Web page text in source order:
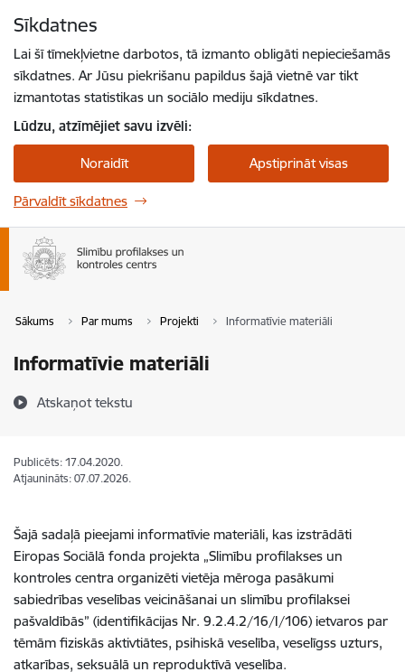
Sīkdatnes
Lai šī tīmekļvietne darbotos, tā izmanto obligāti nepieciešamās
sīkdatnes. Ar Jūsu piekrišanu papildus šajā vietnē var tikt
izmantotas statistikas un sociālo mediju sīkdatnes.
Lūdzu, atzīmējiet savu izvēli:
Noraidīt Apstiprināt visas
Pārvaldīt sīkdatnes
Sākums Par mums Projekti Informatīvie materiāli
Informatīvie materiāli
Atskaņot tekstu
Publicēts: 17.04.2020.
Atjaunināts: 07.07.2026.
Šajā sadaļā pieejami informatīvie materiāli, kas izstrādāti
Eiropas Sociālā fonda projekta „Slimību profilakses un
kontroles centra organizēti vietēja mēroga pasākumi
sabiedrības veselības veicināšanai un slimību profilaksei
pašvaldībās” (identifikācijas Nr. 9.2.4.2/16/I/106) ietvaros par
tēmām fiziskās aktivtiātes, psihiskā veselība, veselīgss uzturs,
atkarības, seksuālā un reproduktīvā veselība.